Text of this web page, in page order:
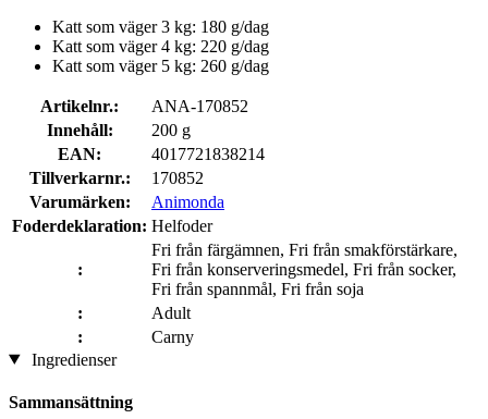
Katt som väger 3 kg: 180 g/dag
Katt som väger 4 kg: 220 g/dag
Katt som väger 5 kg: 260 g/dag
Artikelnr.:
ANA-170852
Innehåll:
200 g
EAN:
4017721838214
Tillverkarnr.:
170852
Varumärken:
Animonda
Foderdeklaration: Helfoder
:
Fri från färgämnen, Fri från smakförstärkare,
Fri från konserveringsmedel, Fri från socker,
Fri från spannmål, Fri från soja
:
Adult
:
Carny
Ingredienser
Sammansättning